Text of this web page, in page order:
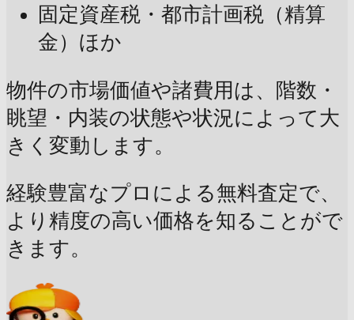
固定資産税・都市計画税（精算
金）ほか
物件の市場価値や諸費用は、階数・
眺望・内装の状態や状況によって大
きく変動します。
経験豊富なプロによる無料査定で、
より精度の高い価格を知ることがで
きます。